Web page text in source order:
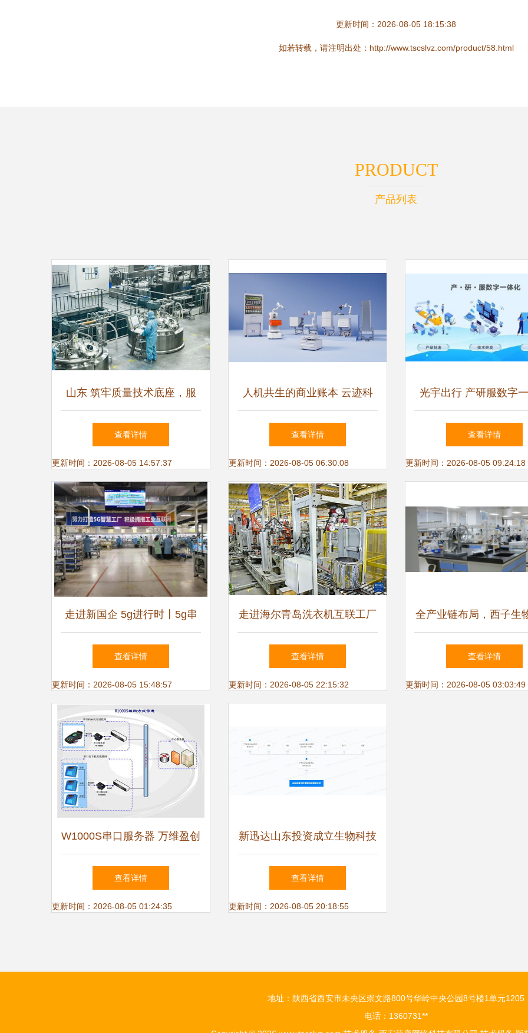
更新时间：2026-08-05 18:15:38
如若转载，请注明出处：http://www.tscslvz.com/product/58.html
PRODUCT
产品列表
山东 筑牢质量技术底座，服
务产业高质量发展
查看详情
更新时间：2026-08-05 14:57:37
人机共生的商业账本 云迹科
技CEO李全印谈服务机器人进
入“价值战”新拐点
查看详情
更新时间：2026-08-05 06:30:08
光宇出行 产研服数字
模式，构筑新优势、升
能的技术服务之路
查看详情
更新时间：2026-08-05 09:24:18
走进新国企 5g进行时丨5g串
联起江城的前世今生
查看详情
更新时间：2026-08-05 15:48:57
走进海尔青岛洗衣机互联工厂
探秘智能制造的技术内涵与服
务增值
查看详情
更新时间：2026-08-05 22:15:32
全产业链布局，西子生
新中式热敷养生新
查看详情
更新时间：2026-08-05 03:03:49
W1000S串口服务器 万维盈创
科技打造稳定可靠的数据互联
新标杆
查看详情
更新时间：2026-08-05 01:24:35
新迅达山东投资成立生物科技
新公司，聚焦技术服务与研发
创新
查看详情
更新时间：2026-08-05 20:18:55
地址：陕西省西安市未央区崇文路800号华岭中央公园8号楼1单元1205
电话：1360731**